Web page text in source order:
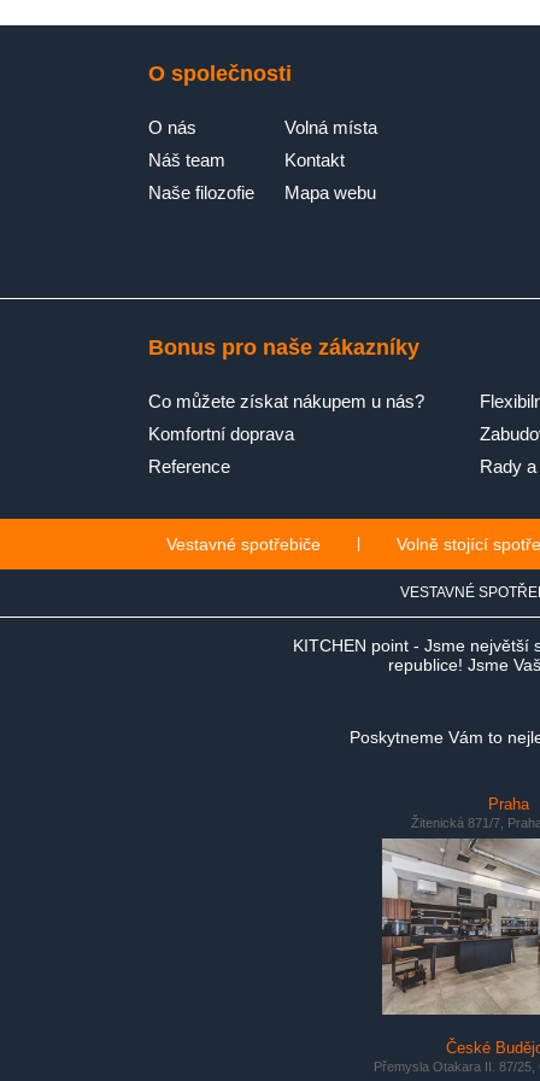
O společnosti
O nás
Náš team
Naše filozofie
Volná místa
Kontakt
Mapa webu
Bonus pro naše zákazníky
Co můžete získat nákupem u nás?
Komfortní doprava
Reference
Rady a
Vestavné spotřebiče Volně stojící
VESTAVNÉ
KITCHEN point - Jsme největší
republice! Jsme
Poskytneme Vám to
Praha
Žitenická 871/7,
České
Přemysla Otakara II. 87/25,